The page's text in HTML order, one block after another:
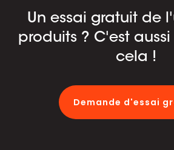
Un essai gratuit de
produits ? C'est
cela !
Demande d'essai